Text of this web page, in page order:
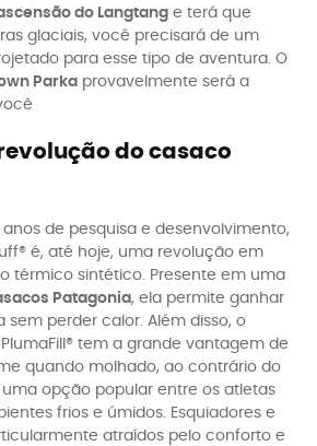
do Langtang e terá que
glaciais, você precisará de um
para esse tipo de aventura. O
Parka provavelmente será a
do casaco
de pesquisa e desenvolvimento,
é, até hoje, uma revolução em
térmico sintético. Presente em uma
Patagonia, ela permite ganhar
sem perder calor. Além disso, o
tem a grande vantagem de
quando molhado, ao contrário do
opção popular entre os atletas
frios e úmidos. Esquiadores e
atraídos pelo conforto e